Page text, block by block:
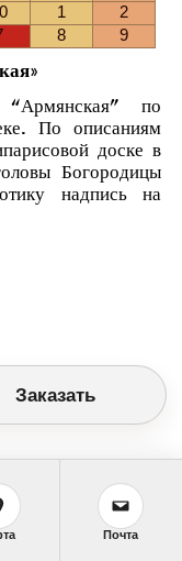
1
2
8 9
по
По описаниям
доске в
Богородицы
надпись на
по старому
Заказать
Почта